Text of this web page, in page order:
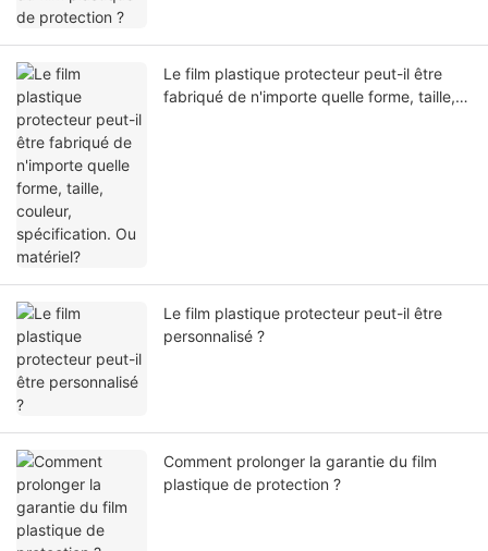
Le film plastique protecteur peut-il être
fabriqué de n'importe quelle forme, taille,
Le film plastique protecteur peut-il être
personnalisé ?
Comment prolonger la garantie du film
plastique de protection ?